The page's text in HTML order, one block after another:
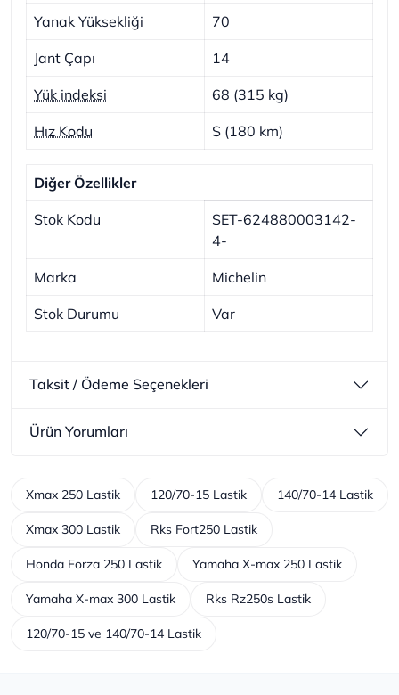
Yanak Yüksekliği 70
Jant Çapı 14
Yük indeksi 68 (315 kg)
Hız Kodu S (180 km)
Diğer Özellikler
Stok Kodu
SET-624880003142-
4-
Marka Michelin
Stok Durumu Var
Taksit / Ödeme Seçenekleri
Ürün Yorumları
Xmax 250 Lastik 120/70-15 Lastik 140/70-14 Lastik
Xmax 300 Lastik Rks Fort250 Lastik
Honda Forza 250 Lastik Yamaha X-max 250 Lastik
Yamaha X-max 300 Lastik Rks Rz250s Lastik
120/70-15 ve 140/70-14 Lastik